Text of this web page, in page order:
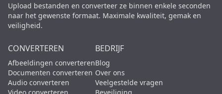
Upload bestanden en converteer ze binnen enkele seconden
naar het gewenste formaat. Maximale kwaliteit, gemak en
veiligheid.
CONVERTEREN
Afbeeldingen converteren
Documenten converteren
Audio converteren
BEDRIJF
Blog
Over ons
Veelgestelde vragen